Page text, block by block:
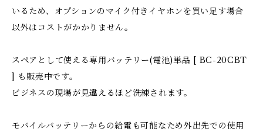
いるため、オプションのマイク付きイヤホンを買い足す場合
以外はコストがかかりません。
スペアとして使える専用バッテリー(電池)単品 [ BC-20CBT
] も販売中です。
ビジネスの現場が見違えるほど洗練されます。
モバイルバッテリーからの給電も可能なため外出先での使用